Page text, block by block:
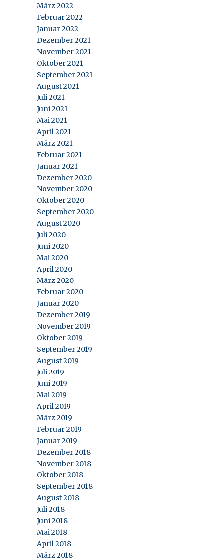
März 2022
Februar 2022
Januar 2022
Dezember 2021
November 2021
Oktober 2021
September 2021
August 2021
Juli 2021
Juni 2021
Mai 2021
April 2021
März 2021
Februar 2021
Januar 2021
Dezember 2020
November 2020
Oktober 2020
September 2020
August 2020
Juli 2020
Juni 2020
Mai 2020
April 2020
März 2020
Februar 2020
Januar 2020
Dezember 2019
November 2019
Oktober 2019
September 2019
August 2019
Juli 2019
Juni 2019
Mai 2019
April 2019
März 2019
Februar 2019
Januar 2019
Dezember 2018
November 2018
Oktober 2018
September 2018
August 2018
Juli 2018
Juni 2018
Mai 2018
April 2018
März 2018